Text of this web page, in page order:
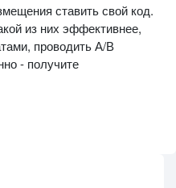
ставить свой код.
из них эффективнее,
проводить А/В
- получите